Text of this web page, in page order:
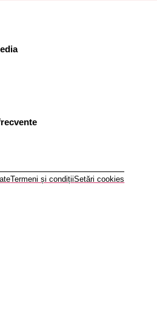
Termeni și condițiiSetări cookies